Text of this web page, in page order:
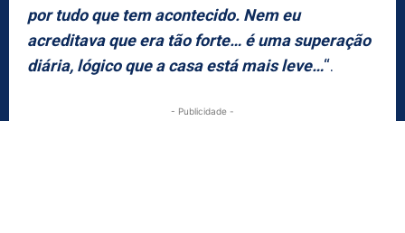
por tudo que tem acontecido. Nem eu
acreditava que era tão forte… é uma superação
diária, lógico que a casa está mais leve…“.
- Publicidade -